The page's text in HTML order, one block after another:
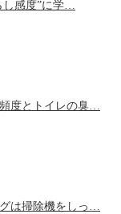
し感度”に学…
度とトイレの臭…
は掃除機をしっ…